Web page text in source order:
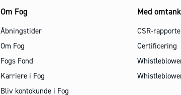
Om Fog
Åbningstider
Om Fog
Fogs Fond
Karriere i Fog
Bliv kontokunde i Fog
Med
CSR-
Certificering